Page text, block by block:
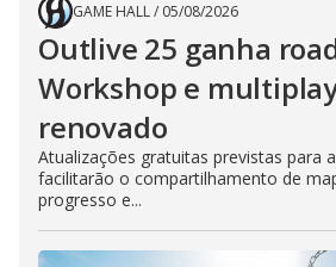
GAME HALL/ 05/08/2026
Outlive 25 ganha
Workshop e
renovado
Atualizações gratuitas previstas para
facilitarão o compartilhamento de
progresso e...